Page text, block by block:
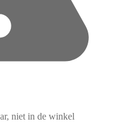
niet in de winkel